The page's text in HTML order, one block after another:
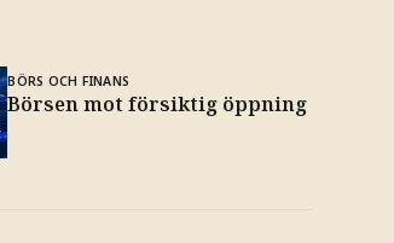
BÖRS OCH FINANS
Börsen mot försiktig öppning